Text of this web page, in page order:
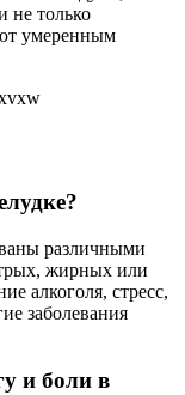
не только
умеренным
различными
жирных или
алкоголя, стресс,
заболевания
и боли в